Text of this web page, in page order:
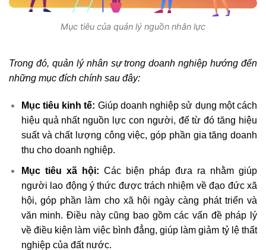
Mục tiêu của quản lý nguồn nhân lực
Trong đó, quản lý nhân sự trong doanh nghiệp hướng đến
những mục đích chính sau đây:
Mục tiêu kinh tế: Giúp doanh nghiệp sử dụng một cách
hiệu quả nhất nguồn lực con người, để từ đó tăng hiệu
suất và chất lượng công việc, góp phần gia tăng doanh
thu cho doanh nghiệp.
Mục tiêu xã hội: Các biện pháp đưa ra nhằm giúp
người lao động ý thức được trách nhiệm về đạo đức xã
hội, góp phần làm cho xã hội ngày càng phát triển và
văn minh. Điều này cũng bao gồm các vấn đề pháp lý
về điều kiện làm việc bình đẳng, giúp làm giảm tỷ lệ thất
nghiệp của đất nước.